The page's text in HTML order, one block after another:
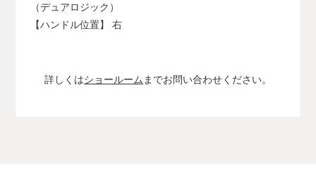
（デュアロジック）
【ハンドル位置】 右
詳しくはショールーム までお問い合わせください。